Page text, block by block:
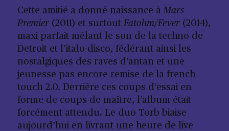
Cette amitié a donné naissance à Mars
Premier(2011) et surtout Fatohm/Fever(2014),
maxi parfait mêlant le son de la techno de
Detroit et l’italo-disco, fédérant ainsi les
nostalgiques des raves d’antan et une
jeunesse pas encore remise de la french
touch 2.0. Derrière ces coups d’essai en
forme de coups de maître, l’album était
forcément attendu. Le duo Torb biaise
aujourd’hui en livrant une heure de live